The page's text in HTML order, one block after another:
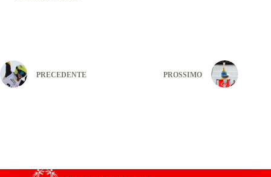
PRECEDENTE PROSSIMO